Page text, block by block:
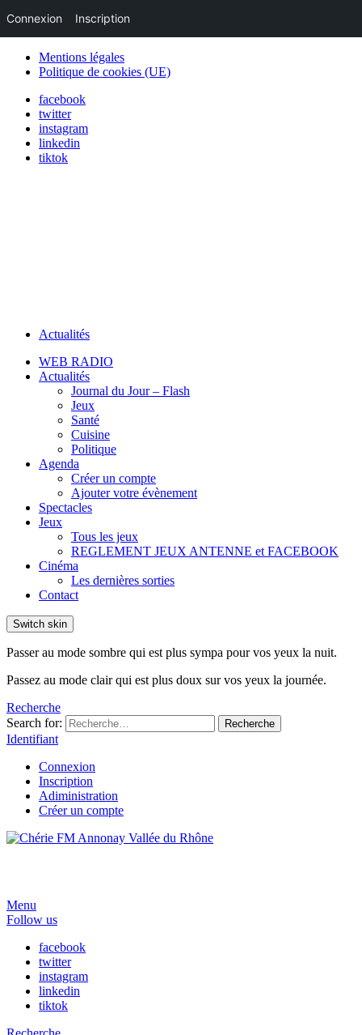
Mentions légales
Politique de cookies (UE)
facebook
twitter
instagram
linkedin
tiktok
Actualités
WEB RADIO
Actualités
Journal du Jour – Flash
Jeux
Santé
Cuisine
Politique
Agenda
Créer un compte
Ajouter votre évènement
Spectacles
Jeux
Tous les jeux
REGLEMENT JEUX ANTENNE et FACEBOOK
Cinéma
Les dernières sorties
Contact
Switch skin
Passer au mode sombre qui est plus sympa pour vos yeux la nuit.
Passez au mode clair qui est plus doux sur vos yeux la journée.
Recherche
Search for:
Recherche
Identifiant
Connexion
Inscription
Adiministration
Créer un compte
Menu
Follow us
facebook
twitter
instagram
linkedin
tiktok
Connexion Inscription